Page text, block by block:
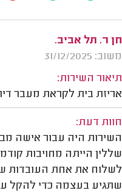
חן ר. תל אביב.
משוב: 31/12/2025
תיאור השירות:
אריזת בית לקראת מעבר
חוות דעת:
השירות היה עבור אישה
שללין הייתה מחויבות
לשלוח את אחת העובדות
שתגיע בעצמה כדי להקל